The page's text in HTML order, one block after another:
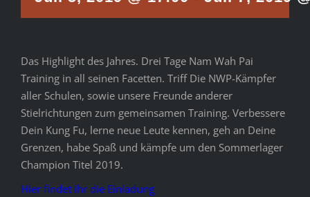
Das Highlight des Jahres. Drei Tage Nam Wah Pai
Training in all seinen Facetten. Triff Die NWP-Kämpfer
aller Schulen, sowie unsere Freunde anderer
Stielrichtungen zum gemeinsamen Training. Verbessere
Dein Kung Fu, lerne neue Leute kennen, geh an Deine
Grenzen, habe Spaß und kämpfe um den Sommerlager
Champion Titel 2019.
Hier findet ihr die Einladung